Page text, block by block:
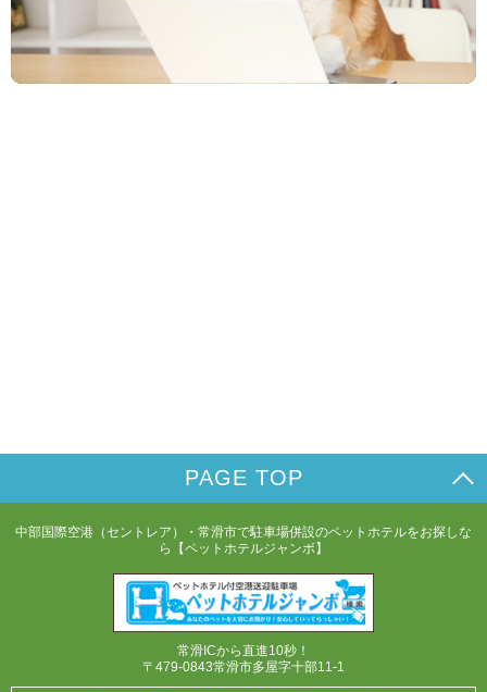
PAGE TOP
中部国際空港（セントレア）・常滑市で駐車場併設のペットホテルをお探しな
ら【ペットホテルジャンボ】
常滑ICから直進10秒！
〒479-0843常滑市多屋字十部11-1